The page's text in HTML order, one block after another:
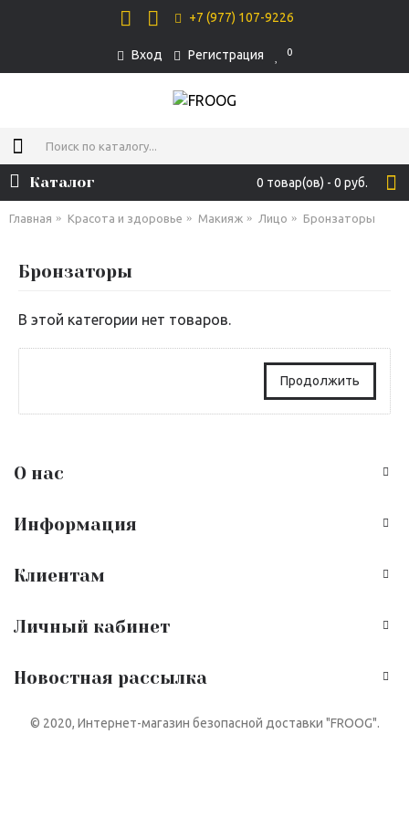
+7 (977) 107-9226
Вход Регистрация 0
0 товар(ов) - 0 руб.
Каталог
Главная Красота и здоровье Макияж Лицо Бронзаторы
Бронзаторы
В этой категории нет товаров.
Продолжить
О нас
Информация
Клиентам
Личный кабинет
Новостная рассылка
© 2020, Интернет-магазин безопасной доставки "FROOG".